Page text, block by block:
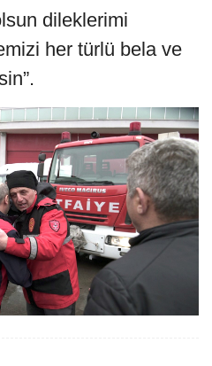
dileklerimi
her türlü bela ve